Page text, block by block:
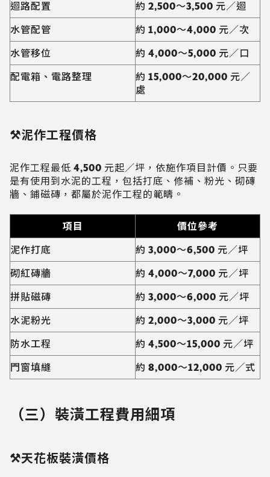
迴路配置
約 2,500～3,500 元／迴
水管配管
約 1,000～4,000 元／次
水管移位
約 4,000～5,000 元／口
配電箱、電路整理
約 15,000～20,000 元／
處
⚒️泥作工程價格
泥作工程最低 4,500 元起／坪，依施作項目計價。只要
是有使用到水泥的工程，包括打底、修補、粉光、砌磚
牆、鋪磁磚，都屬於泥作工程的範疇。
項目
價位參考
泥作打底
約 3,000～6,500 元／坪
砌紅磚牆
約 4,000～7,000 元／坪
拼貼磁磚
約 3,000～6,000 元／坪
水泥粉光
約 2,000～3,000 元／坪
防水工程
約 4,500～15,000 元／坪
門窗填縫
約 8,000～12,000 元／式
（三）裝潢工程費用細項
⚒️天花板裝潢價格